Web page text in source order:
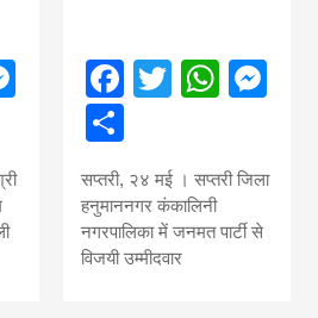
Messenger
Facebook
Twitter
Share
सप्तरी, २४ मई । सप्तरी जिला
हनुमाननगर कंकालिनी
नगरपालिका में जनमत पार्टी से
विजयी उम्मीदवार